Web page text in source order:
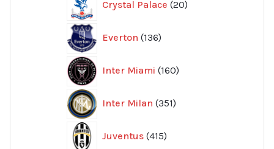
Crystal Palace 20
produkter
Everton 136
produkter
Inter Miami 160
produkter
Inter Milan 351
produkter
Juventus 415
produkter